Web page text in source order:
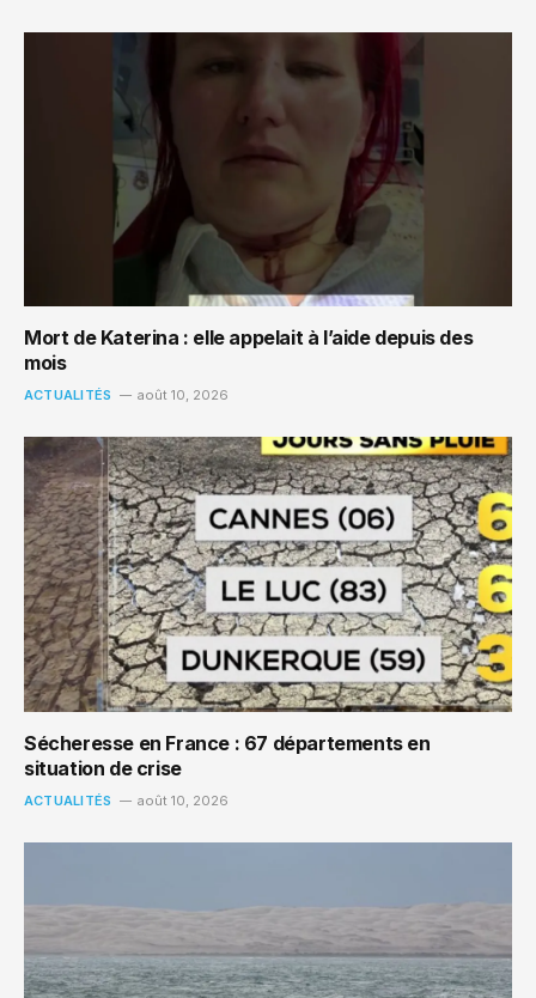
Mort de Katerina : elle appelait à l’aide depuis des
mois
ACTUALITÉS août 10, 2026
Sécheresse en France : 67 départements en
situation de crise
ACTUALITÉS août 10, 2026